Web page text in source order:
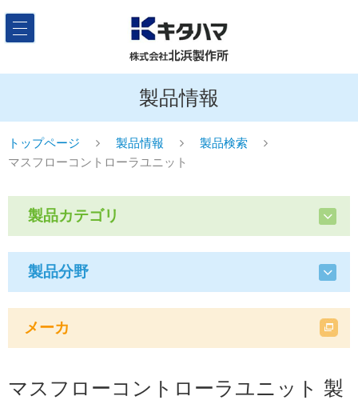
製品情報
トップページ 製品情報
製品検索
マスフローコントローラユニット
製品カテゴリ
製品分野
メーカ
マスフローコントローラユニット 製